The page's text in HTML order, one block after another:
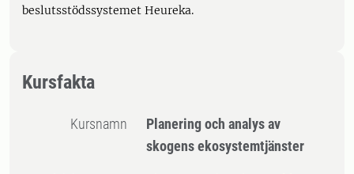
beslutsstödssystemet Heureka.
Kursfakta
Kursnamn
Planering och analys av
skogens ekosystemtjänster